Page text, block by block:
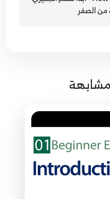
من الصفر
من الصفر
08.الحلقة 8 المستوى الثاني- When - ابدأ تكلم انجليزي-
من الصفر